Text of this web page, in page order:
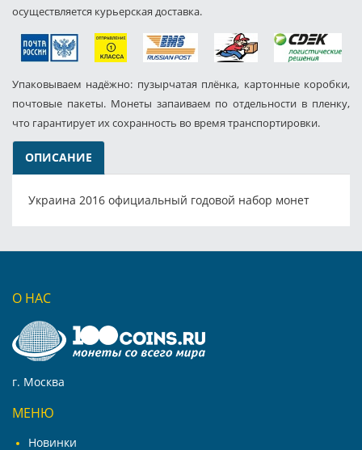
осуществляется курьерская доставка.
Упаковываем надёжно: пузырчатая плёнка, картонные коробки,
почтовые пакеты. Монеты запаиваем по отдельности в пленку,
что гарантирует их сохранность во время транспортировки.
ОПИСАНИЕ
Украина 2016 официальный годовой набор монет
О НАС
г. Москва
МЕНЮ
Новинки